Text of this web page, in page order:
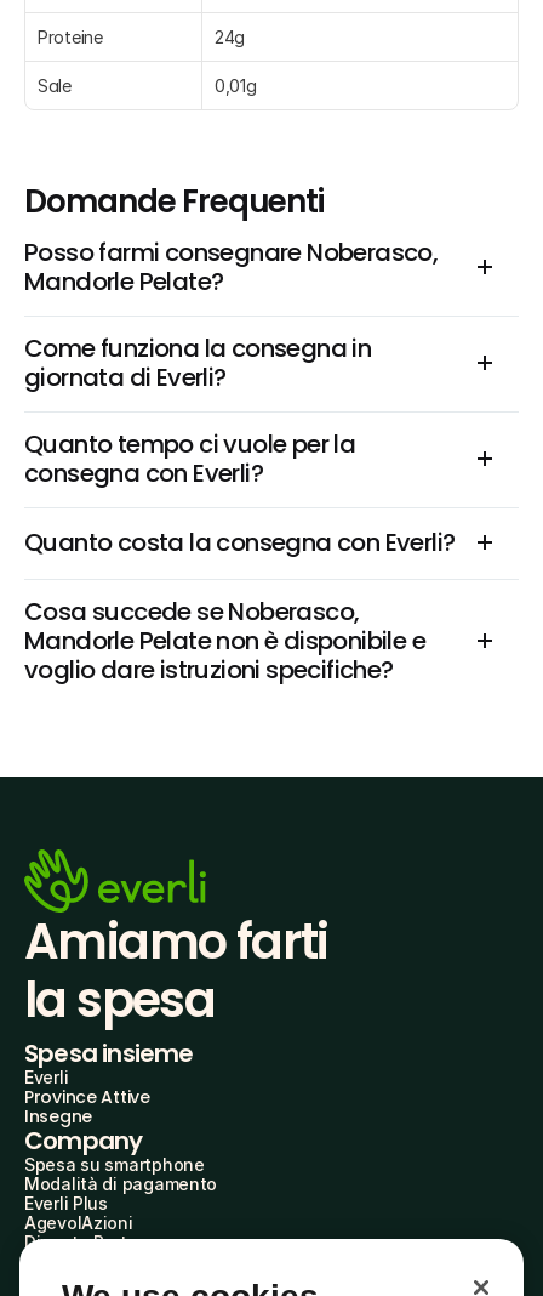
Proteine 24g
Sale 0,01g
Domande Frequenti
Posso farmi consegnare Noberasco,
Mandorle Pelate?
Come funziona la consegna in
giornata di Everli?
Quanto tempo ci vuole per la
consegna con Everli?
Quanto costa la consegna con Everli?
Cosa succede se Noberasco,
Mandorle Pelate non è disponibile e
voglio dare istruzioni specifiche?
Amiamo farti
la spesa
Spesa insieme
Everli
Province Attive
Insegne
Company
Spesa su smartphone
Modalità di pagamento
Everli Plus
AgevolAzioni
Diventa Partner
Everli Shoppers